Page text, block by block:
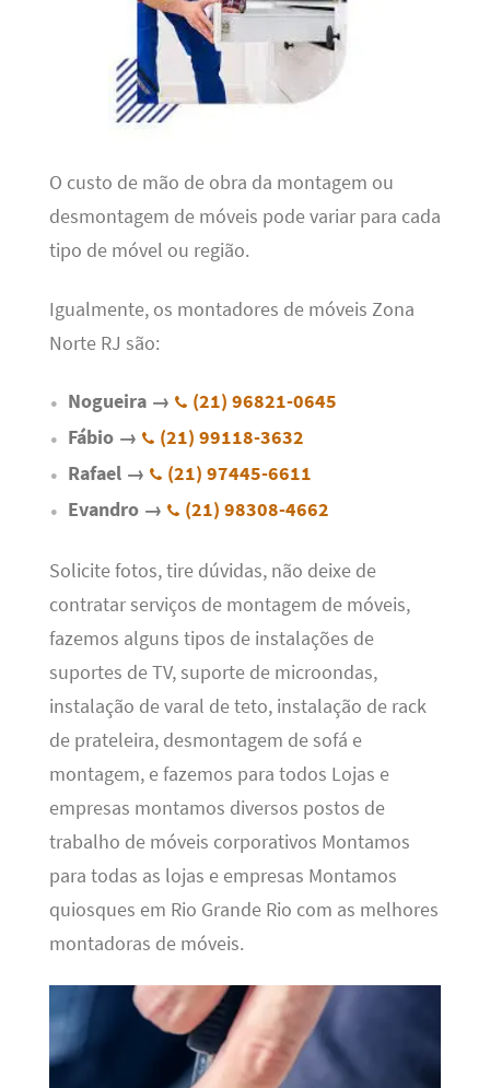
O custo de mão de obra da montagem ou
desmontagem de móveis pode variar para cada
tipo de móvel ou região.
Igualmente, os montadores de móveis Zona
Norte RJ são:
Nogueira →
(21) 96821-0645
Fábio →
(21) 99118-3632
Rafael →
(21) 97445-6611
Evandro →
(21) 98308-4662
Solicite fotos, tire dúvidas, não deixe de
contratar serviços de montagem de móveis,
fazemos alguns tipos de instalações de
suportes de TV, suporte de microondas,
instalação de varal de teto, instalação de rack
de prateleira, desmontagem de sofá e
montagem, e fazemos para todos Lojas e
empresas montamos diversos postos de
trabalho de móveis corporativos Montamos
para todas as lojas e empresas Montamos
quiosques em Rio Grande Rio com as melhores
montadoras de móveis.